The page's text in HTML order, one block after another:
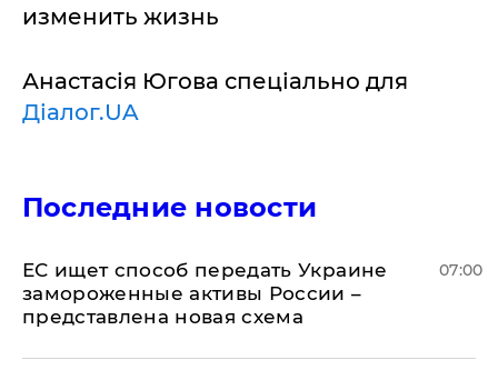
изменить жизнь
Анастасія Югова спеціально для
Діалог.UA
Последние новости
ЕС ищет способ передать Украине
замороженные активы России –
представлена новая схема
07:00